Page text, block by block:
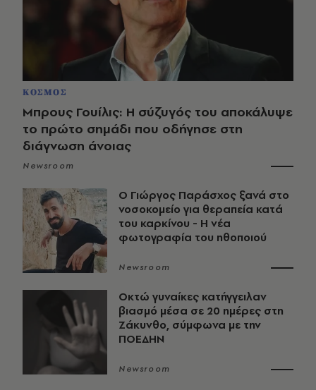
ΚΟΣΜΟΣ
Μπρους Γουίλις: Η σύζυγός του αποκάλυψε
το πρώτο σημάδι που οδήγησε στη
διάγνωση άνοιας
Newsroom
O Γιώργος Παράσχος ξανά στο
νοσοκομείο για θεραπεία κατά
του καρκίνου - Η νέα
φωτογραφία του ηθοποιού
Newsroom
Οκτώ γυναίκες κατήγγειλαν
βιασμό μέσα σε 20 ημέρες στη
Ζάκυνθο, σύμφωνα με την
ΠΟΕΔΗΝ
Newsroom